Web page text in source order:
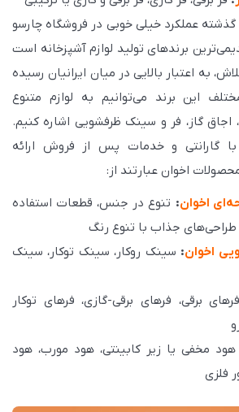
عملکرد خیلی خوبی در فروشگاه چارسو
برندهای تولید لوازم آشپزخانه است
به اعتبار بالایی در میان ایرانیان رسیده
این برند می‌توانیم به لوازم متنوع
اجاق گاز، فر و سینک ظرفشویی اشاره کنیم.
گارانتی و خدمات پس از فروش ارائه
اخوان عبارتند از:
اخوان: تنوع در جنس، قطعات استفاده
طراحی‌های جذاب با تنوع رنگ
اخوان: سینک روکار، سینک توکار، سینک
فرهای برقی، فرهای برقی-گازی، فرهای توکار
هود مخفی یا زیر کابینتی، هود مورب، هود
فلزی